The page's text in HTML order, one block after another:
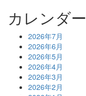
カレンダー
2026年7月
2026年6月
2026年5月
2026年4月
2026年3月
2026年2月